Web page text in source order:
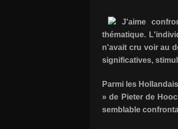
J'aime
thématique.
n'avait cru voir au
significatives,
Parmi les
» de Pieter de
semblable